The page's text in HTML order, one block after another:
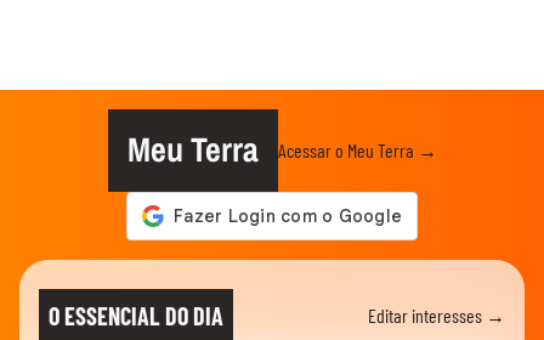
Meu Terra Acessar o Meu Terra →
O ESSENCIAL DO DIA Editar interesses →